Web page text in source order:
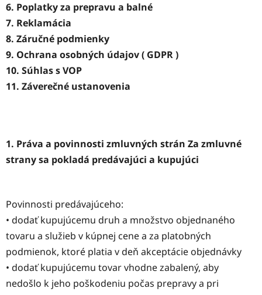
6. Poplatky za prepravu a balné
7. Reklamácia
8. Záručné podmienky
9. Ochrana osobných údajov ( GDPR )
10. Súhlas s VOP
11. Záverečné ustanovenia
1. Práva a povinnosti zmluvných strán Za zmluvné
strany sa pokladá predávajúci a kupujúci
Povinnosti predávajúceho:
• dodať kupujúcemu druh a množstvo objednaného
tovaru a služieb v kúpnej cene a za platobných
podmienok, ktoré platia v deň akceptácie objednávky
• dodať kupujúcemu tovar vhodne zabalený, aby
nedošlo k jeho poškodeniu počas prepravy a pri